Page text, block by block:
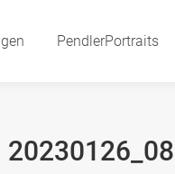
PendlerPortraits
PendlerPortraits